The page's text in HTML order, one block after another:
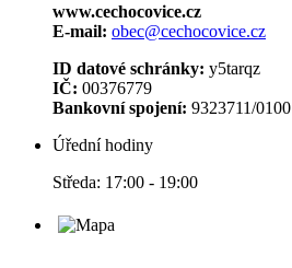
www.cechocovice.cz
E-mail: obec@cechocovice.cz
ID datové schránky: y5tarqz
IČ: 00376779
Bankovní spojení: 9323711/0100
Úřední hodiny
Středa: 17:00 - 19:00